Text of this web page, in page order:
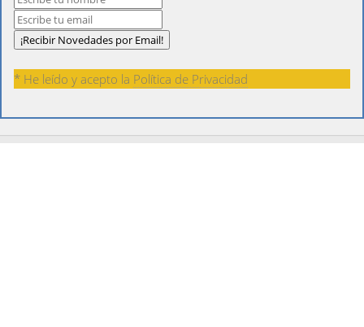
* He leído y acepto la Política de Privacidad